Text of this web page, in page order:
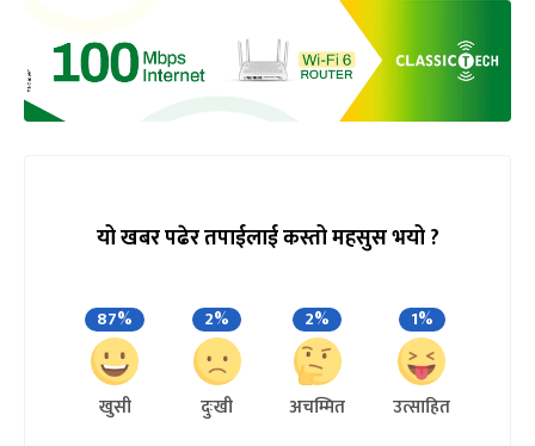
यो खबर पढेर तपाईलाई कस्तो महसुस भयो ?
87%
खुसी
2%
दुःखी
2%
अचम्मित
1%
उत्साहित